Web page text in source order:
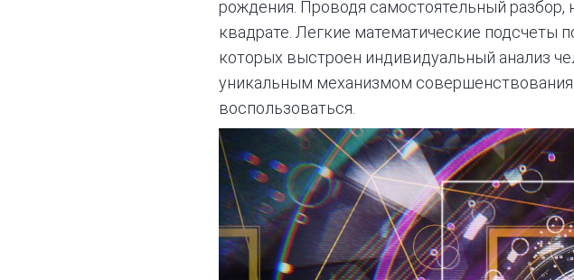
рождения. Проводя самостоятельный разбор,
квадрате. Легкие математические подсчеты
которых выстроен индивидуальный анализ
уникальным механизмом совершенствования
воспользоваться.